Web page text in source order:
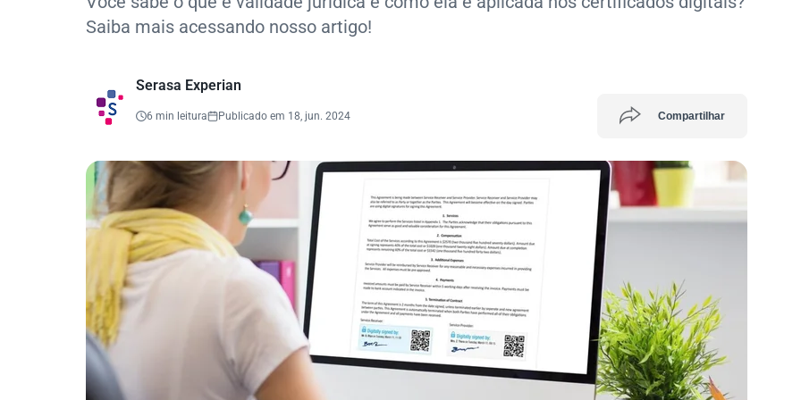
Saiba mais acessando nosso artigo!
Serasa Experian
6 min leitura Publicado em 18, jun. 2024 Compartilhar